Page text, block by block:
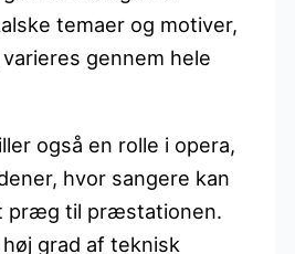
temaer og motiver,
gennem hele
også en rolle i opera,
hvor sangere kan
præg til præstationen.
grad af teknisk